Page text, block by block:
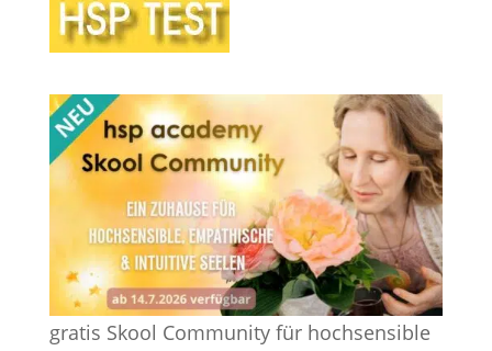
gratis Skool Community für hochsensible